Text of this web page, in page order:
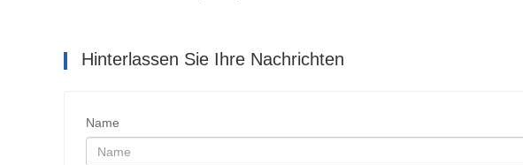
Hinterlassen Sie Ihre Nachrichten
Name